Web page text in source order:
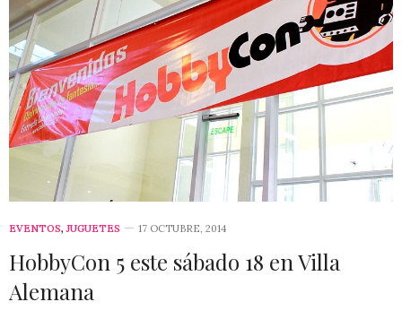
EVENTOS, JUGUETES 17 OCTUBRE, 2014
HobbyCon 5 este sábado 18 en Villa
Alemana